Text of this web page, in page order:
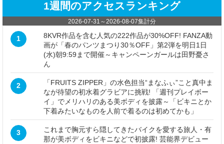
1週間のアクセスランキング
2026-07-31 ～2026-08-07集計分
1
8KVR作品を含む人気の222作品が30%OFF! FANZA動
画が「春のパンツまつり30％OFF」第2弾を明日1日
(水)朝9:59まで開催～キャンペーンガールは田野憂さ
ん
2
「FRUITS ZIPPER」の水色担当“まなふぃ”こと真中ま
なが待望の初水着グラビアに挑戦! 「週刊プレイボー
イ」でメリハリのある美ボディを披露～「ビキニとか
下着みたいなものを人前で着るのは初めてかも」
3
これまで胸元すら隠してきたバイクを愛する旅人・有
那が美ボディをビキニなどで初披露! 芸能界デビュー